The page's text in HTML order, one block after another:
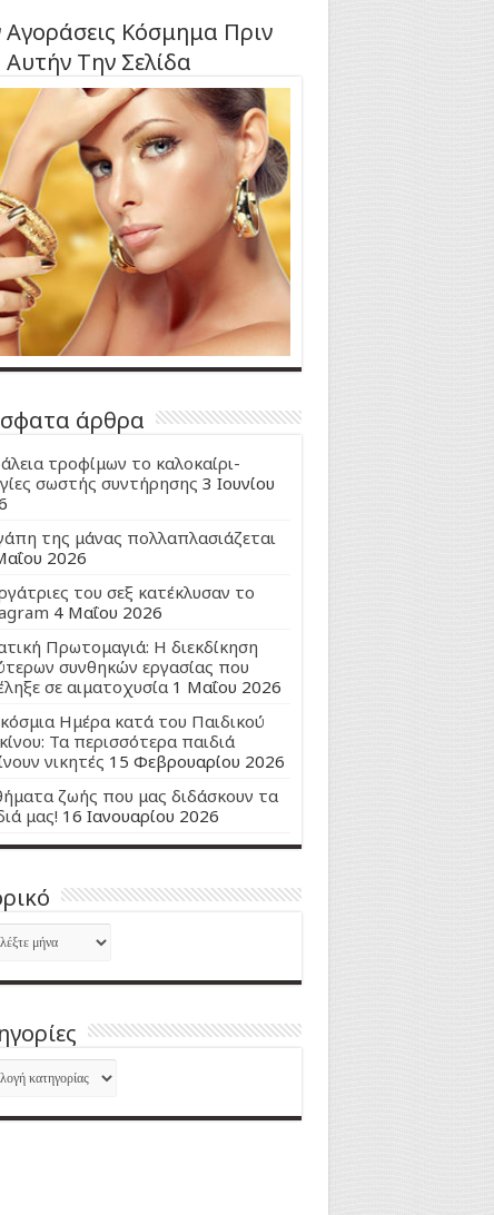
Κόσμημα Πριν
Αυτήν Την Σελίδα
άρθρα
τροφίμων το καλοκαίρι-
σωστής συντήρησης 3 Ιουνίου
της μάνας πολλαπλασιάζεται
2026
του σεξ κατέκλυσαν το
4 Μαΐου 2026
Πρωτομαγιά: Η διεκδίκηση
συνθηκών εργασίας που
σε αιματοχυσία 1 Μαΐου 2026
Ημέρα κατά του Παιδικού
Τα περισσότερα παιδιά
νικητές 15 Φεβρουαρίου 2026
ζωής που μας διδάσκουν τα
μας! 16 Ιανουαρίου 2026